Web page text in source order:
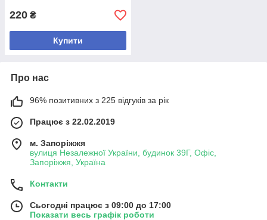
220 ₴
Купити
Про нас
96% позитивних з 225 відгуків за рік
Працює з 22.02.2019
м. Запоріжжя
вулиця Незалежної України, будинок 39Г, Офіс,
Запоріжжя, Україна
Контакти
Сьогодні працює з 09:00 до 17:00
Показати весь графік роботи